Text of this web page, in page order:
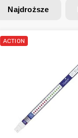
Najdroższe
ACTION